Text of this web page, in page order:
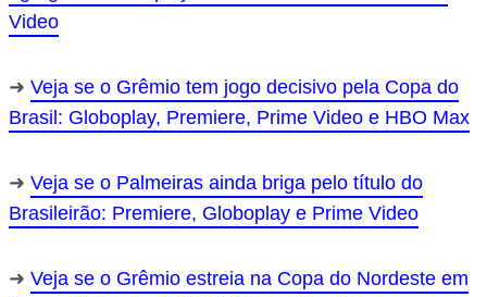
Video
Veja se o Grêmio tem jogo decisivo pela Copa do
Brasil: Globoplay, Premiere, Prime Video e HBO Max
Veja se o Palmeiras ainda briga pelo título do
Brasileirão: Premiere, Globoplay e Prime Video
Veja se o Grêmio estreia na Copa do Nordeste em